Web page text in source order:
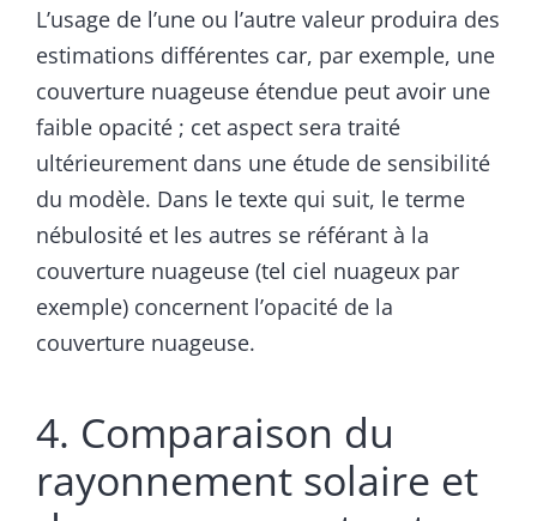
L’usage de l’une ou l’autre valeur produira des
estimations différentes car, par exemple, une
couverture nuageuse étendue peut avoir une
faible opacité ; cet aspect sera traité
ultérieurement dans une étude de sensibilité
du modèle. Dans le texte qui suit, le terme
nébulosité et les autres se référant à la
couverture nuageuse (tel ciel nuageux par
exemple) concernent l’opacité de la
couverture nuageuse.
4. Comparaison du
rayonnement solaire et